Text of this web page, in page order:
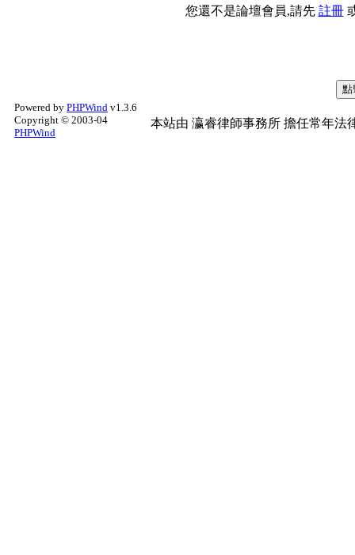
您還不是論壇會員,請先 註冊
Powered by PHPWind v1.3.6
Copyright © 2003-04
PHPWind
本站由 瀛睿律師事務所 擔任常年法